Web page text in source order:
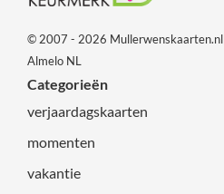
© 2007 - 2026 Mullerwenskaarten.nl
Almelo NL
Categorieën
verjaardagskaarten
momenten
vakantie